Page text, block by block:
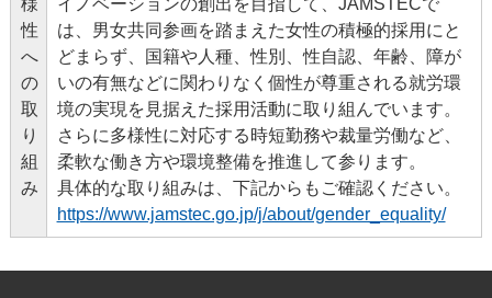
様
性
へ
の
取
り
組
み
イノベーションの創出を目指して、JAMSTECで
は、男女共同参画を踏まえた女性の積極的採用にと
どまらず、国籍や人種、性別、性自認、年齢、障が
いの有無などに関わりなく個性が尊重される就労環
境の実現を見据えた採用活動に取り組んでいます。
さらに多様性に対応する時短勤務や裁量労働など、
柔軟な働き方や環境整備を推進して参ります。
具体的な取り組みは、下記からもご確認ください。
https://www.jamstec.go.jp/j/about/gender_equality/